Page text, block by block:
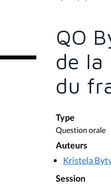
sQO
de la
du
Type
Question orale
Auteurs
Kristela
Session